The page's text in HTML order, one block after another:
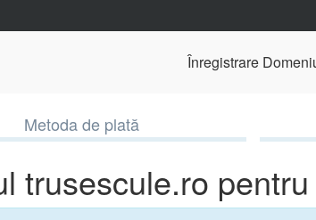
Înregistrare
Metoda de plată
trusescule.ro